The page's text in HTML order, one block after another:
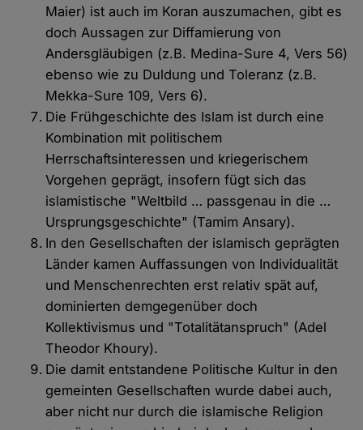
Maier) ist auch im Koran auszumachen, gibt es
doch Aussagen zur Diffamierung von
Andersgläubigen (z.B. Medina-Sure 4, Vers 56)
ebenso wie zu Duldung und Toleranz (z.B.
Mekka-Sure 109, Vers 6).
Die Frühgeschichte des Islam ist durch eine
Kombination mit politischem
Herrschaftsinteressen und kriegerischem
Vorgehen geprägt, insofern fügt sich das
islamistische "Weltbild … passgenau in die …
Ursprungsgeschichte" (Tamim Ansary).
In den Gesellschaften der islamisch geprägten
Länder kamen Auffassungen von Individualität
und Menschenrechten erst relativ spät auf,
dominierten demgegenüber doch
Kollektivismus und "Totalitätanspruch" (Adel
Theodor Khoury).
Die damit entstandene Politische Kultur in den
gemeinten Gesellschaften wurde dabei auch,
aber nicht nur durch die islamische Religion